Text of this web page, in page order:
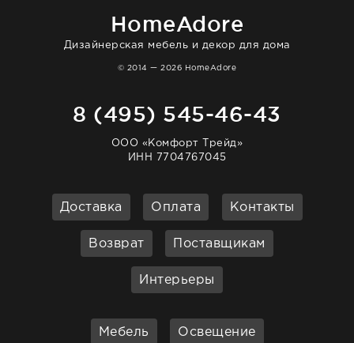
HomeAdore
Дизайнерская мебель и декор для дома
© 2014 — 2026 HomeAdore
8 (495) 545-46-43
ООО «Комфорт Трейд»
ИНН 7704767045
Доставка Оплата Контакты
Возврат Поставщикам
Интерьеры
Мебель Освещение